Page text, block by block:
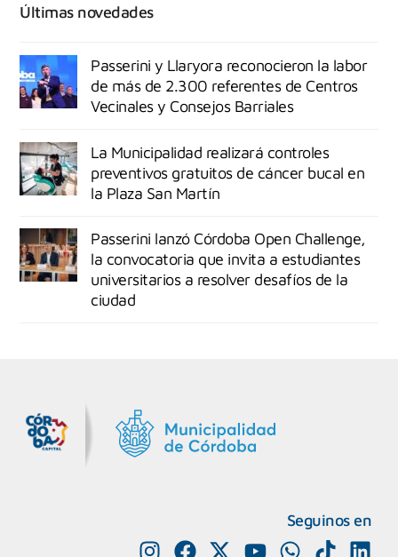
Últimas novedades
Passerini y Llaryora reconocieron la labor
de más de 2.300 referentes de Centros
Vecinales y Consejos Barriales
La Municipalidad realizará controles
preventivos gratuitos de cáncer bucal en
la Plaza San Martín
Passerini lanzó Córdoba Open Challenge,
la convocatoria que invita a estudiantes
universitarios a resolver desafíos de la
ciudad
Seguinos en